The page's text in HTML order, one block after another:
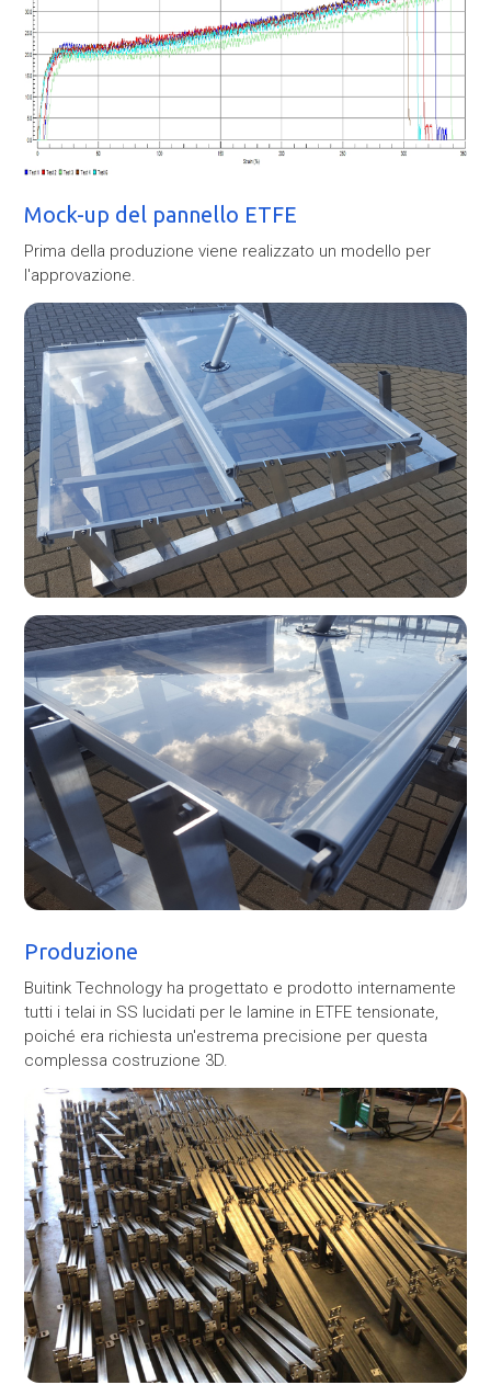
Mock-up del pannello ETFE
Prima della produzione viene realizzato un modello per
l'approvazione.
Produzione
Buitink Technology ha progettato e prodotto internamente
tutti i telai in SS lucidati per le lamine in ETFE tensionate,
poiché era richiesta un'estrema precisione per questa
complessa costruzione 3D.